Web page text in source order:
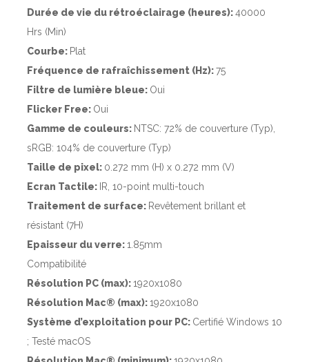
Durée de vie du rétroéclairage (heures):40000
Hrs (Min)
Courbe: Plat
Fréquence de rafraîchissement (Hz):75
Filtre de lumière bleue: Oui
Flicker Free: Oui
Gamme de couleurs: NTSC: 72% de couverture (Typ),
sRGB: 104% de couverture (Typ)
Taille de pixel: 0.272 mm (H) x 0.272 mm (V)
Ecran Tactile: IR, 10-point multi-touch
Traitement de surface: Revêtement brillant et
résistant (7H)
Epaisseur du verre:1.85mm
Compatibilité
Résolution PC (max):1920x1080
Résolution Mac® (max):1920x1080
Système d’exploitation pour PC: Certifié Windows 10
; Testé macOS